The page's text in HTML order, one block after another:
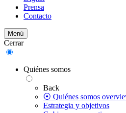
Prensa
Contacto
Menú
Cerrar
Quiénes somos
Back
⦿ Quiénes somos
Estrategia y objetivos